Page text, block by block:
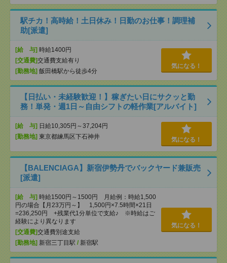
駅チカ！高時給！土日休み！日勤のお仕事！調理補
助[派遣]
[給 与] 時給1400円
[交通費]交通費支給有り
[勤務地] 飯田橋駅から徒歩4分
気になる！
【日払い・未経験歓迎！】稼ぎたい日にサクッと勤
務！単発・週1日～自由シフトの軽作業[アルバイト]
[給 与] 日給10,305円～37,204円
[勤務地] 東京都練馬区下石神井 気になる！
【BALENCIAGA】新宿伊勢丹でバックヤード兼販売
[派遣]
[給 与] 時給1500円～1500円 月給例：時給1,500
円の場合【月23万円～】 1,500円×7.5時間×21日
=236,250円 +残業代1分単位で支給♪ ※時給はご
経験により異なります
[交通費]交通費別途支給
[勤務地] 新宿三丁目駅 / 新宿駅
気になる！